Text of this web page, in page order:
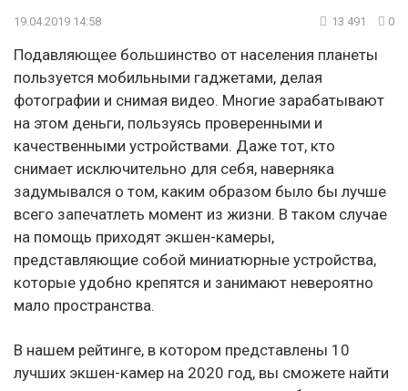
19.04.2019 14:58 13 491 0
Подавляющее большинство от населения планеты
пользуется мобильными гаджетами, делая
фотографии и снимая видео. Многие зарабатывают
на этом деньги, пользуясь проверенными и
качественными устройствами. Даже тот, кто
снимает исключительно для себя, наверняка
задумывался о том, каким образом было бы лучше
всего запечатлеть момент из жизни. В таком случае
на помощь приходят экшен-камеры,
представляющие собой миниатюрные устройства,
которые удобно крепятся и занимают невероятно
мало пространства.
В нашем рейтинге, в котором представлены 10
лучших экшен-камер на 2020 год, вы сможете найти